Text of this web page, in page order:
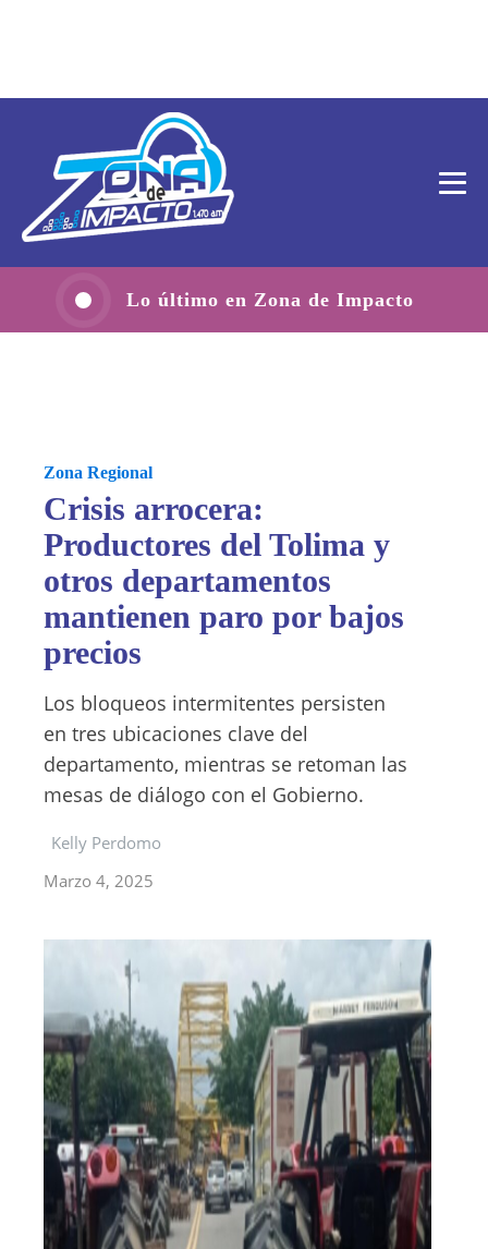
Lo último en Zona de Impacto
Zona Regional
Crisis arrocera:
Productores del Tolima y
otros departamentos
mantienen paro por bajos
precios
Los bloqueos intermitentes persisten
en tres ubicaciones clave del
departamento, mientras se retoman las
mesas de diálogo con el Gobierno.
Kelly Perdomo
Marzo 4, 2025